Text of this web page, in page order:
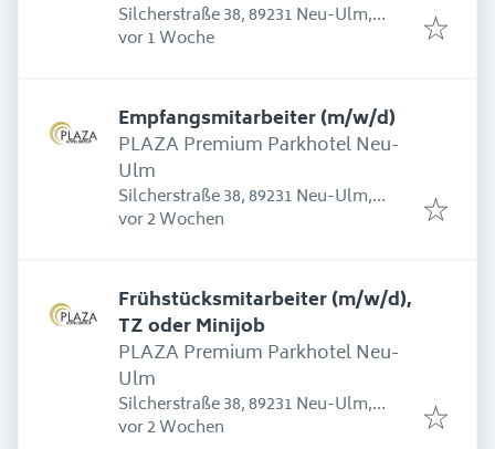
Silcherstraße 38, 89231 Neu-Ulm,
Deutschland
Erschienen:
vor 1 Woche
Empfangsmitarbeiter (m/w/d)
PLAZA Premium Parkhotel Neu-
Ulm
Silcherstraße 38, 89231 Neu-Ulm,
Deutschland
Erschienen:
vor 2 Wochen
Frühstücksmitarbeiter (m/w/d),
TZ oder Minijob
PLAZA Premium Parkhotel Neu-
Ulm
Silcherstraße 38, 89231 Neu-Ulm,
Deutschland
Erschienen:
vor 2 Wochen